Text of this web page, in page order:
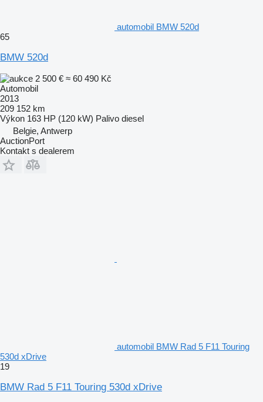
automobil BMW 520d
65
BMW 520d
2 500 € ≈ 60 490 Kč
Automobil
2013
209 152 km
Výkon 163 HP (120 kW) Palivo diesel
Belgie, Antwerp
AuctionPort
Kontakt s dealerem
automobil BMW Rad 5 F11 Touring
530d xDrive
19
BMW Rad 5 F11 Touring 530d xDrive